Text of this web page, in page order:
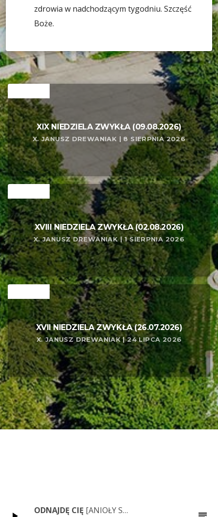
zdrowia w nadchodzącym tygodniu. Szczęść
Boże.
XIX NIEDZIELA ZWYKŁA (09.08.2026)
X. JANUSZ DREWANIAK | 8 SIERPNIA 2026
XVIII NIEDZIELA ZWYKŁA (02.08.2026)
X. JANUSZ DREWANIAK | 1 SIERPNIA 2026
XVII NIEDZIELA ZWYKŁA (26.07.2026)
X. JANUSZ DREWANIAK | 24 LIPCA 2026
ODNAJDĘ CIĘ [ANIOŁY SĄ WŚRÓD NAS]